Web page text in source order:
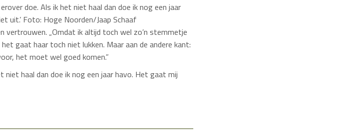
doe. Als ik het niet haal dan doe ik nog een jaar
uit.’ Foto: Hoge Noorden/Jaap Schaaf
vertrouwen. „Omdat ik altijd toch wel zo’n stemmetje
gaat haar toch niet lukken. Maar aan de andere kant:
het moet wel goed komen.”
haal dan doe ik nog een jaar havo. Het gaat mij